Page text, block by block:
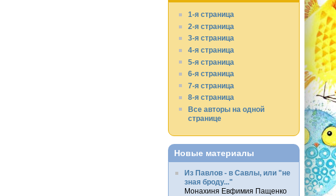
1-я страница
2-я страница
3-я страница
4-я страница
5-я страница
6-я страница
7-я страница
8-я страница
Все авторы на одной
странице
Новые материалы
Из Павлов - в Савлы, или "не
зная броду..."
Монахиня Евфимия Пащенко